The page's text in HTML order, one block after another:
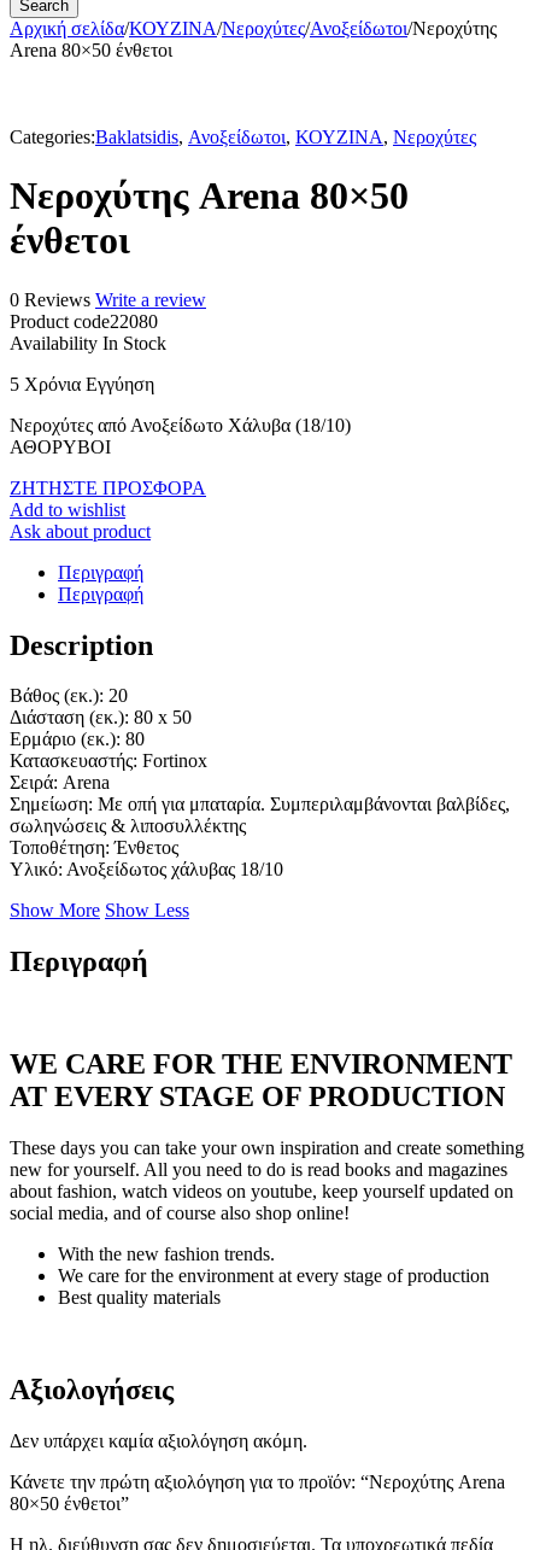
Αρχική σελίδα/ΚΟΥΖΙΝΑ/Νεροχύτες/Ανοξείδωτοι/Νεροχύτης
Arena 80×50 ένθετοι
Categories:Baklatsidis, Ανοξείδωτοι, ΚΟΥΖΙΝΑ, Νεροχύτες
Νεροχύτης Arena 80×50
ένθετοι
0 Reviews Write a review
Product code22080
Availability In Stock
5 Χρόνια Εγγύηση
Νεροχύτες από Ανοξείδωτο Χάλυβα (18/10)
ΑΘΟΡΥΒΟΙ
ΖΗΤΗΣΤΕ ΠΡΟΣΦΟΡΑ
Add to wishlist
Ask about product
Περιγραφή
Περιγραφή
Description
Βάθος (εκ.): 20
Διάσταση (εκ.): 80 x 50
Ερμάριο (εκ.): 80
Κατασκευαστής: Fortinox
Σειρά: Arena
Σημείωση: Με οπή για μπαταρία. Συμπεριλαμβάνονται βαλβίδες,
σωληνώσεις & λιποσυλλέκτης
Τοποθέτηση: Ένθετος
Υλικό: Ανοξείδωτος χάλυβας 18/10
Show More Show Less
Περιγραφή
WE CARE FOR THE ENVIRONMENT
AT EVERY STAGE OF PRODUCTION
These days you can take your own inspiration and create something
new for yourself. All you need to do is read books and magazines
about fashion, watch videos on youtube, keep yourself updated on
social media, and of course also shop online!
With the new fashion trends.
We care for the environment at every stage of production
Best quality materials
Αξιολογήσεις
Δεν υπάρχει καμία αξιολόγηση ακόμη.
Κάνετε την πρώτη αξιολόγηση για το προϊόν: “Νεροχύτης Arena
80×50 ένθετοι”
Η ηλ. διεύθυνση σας δεν δημοσιεύεται. Τα υποχρεωτικά πεδία